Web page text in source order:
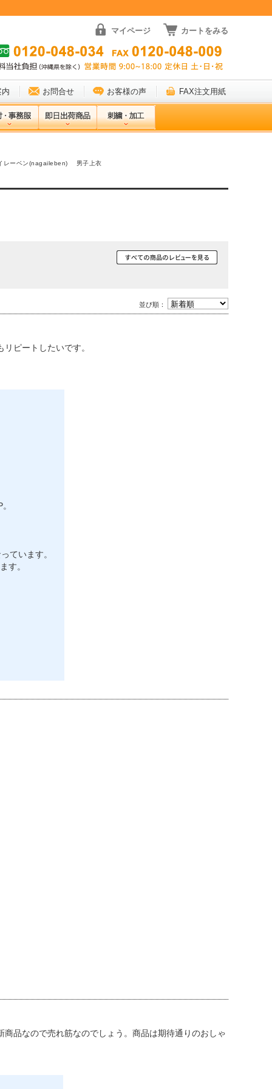
マイページ カートをみる
内 お問合せ お客様の声 FAX注文用紙
レーベン(nagaileben) 男子上衣
並び順：
ピートしたいです。
ています。
す。
品なので売れ筋なのでしょう。商品は期待通りのおしゃ